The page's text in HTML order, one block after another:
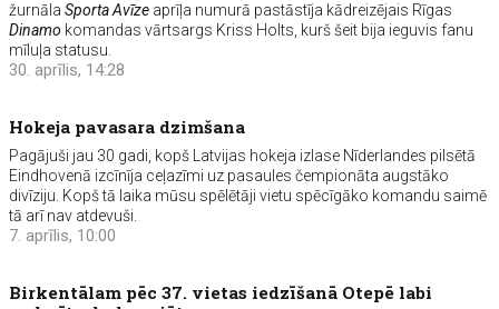
žurnālaSporta Avīze aprīļa numurā pastāstīja kādreizējais Rīgas
Dinamo komandas vārtsargs Kriss Holts, kurš šeit bija ieguvis fanu
mīluļa statusu.
30. aprīlis, 14:28
Hokeja pavasara dzimšana
Pagājuši jau 30 gadi, kopš Latvijas hokeja izlase Nīderlandes pilsētā
Eindhovenā izcīnīja ceļazīmi uz pasaules čempionāta augstāko
divīziju. Kopš tā laika mūsu spēlētāji vietu spēcīgāko komandu saimē
tā arī nav atdevuši.
7. aprīlis, 10:00
Birkentālam pēc 37. vietas iedzīšanā Otepē labi